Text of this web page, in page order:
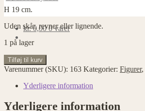
kr.0,00 0 varer
H 19 cm.
Uden skår, revner eller lignende.
1 på lager
Søløve
antal
Tilføj til kurv
Varenummer (SKU): 163 Kategorier: Figurer,
Yderligere information
Yderligere information